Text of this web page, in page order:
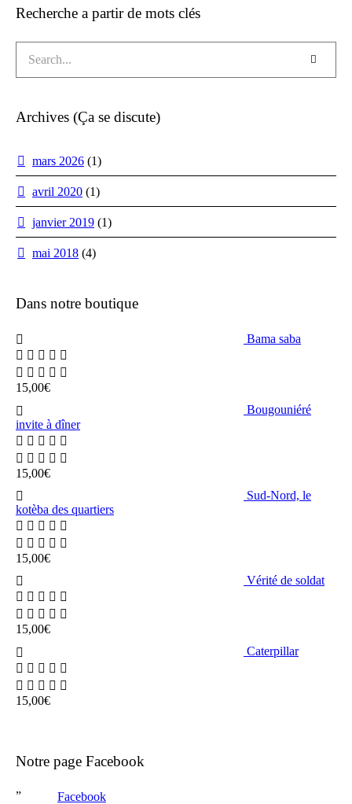
Recherche a partir de mots clés
Archives (Ça se discute)
mars 2026 (1)
avril 2020 (1)
janvier 2019 (1)
mai 2018 (4)
Dans notre boutique
Bama saba
15,00€
Bougouniéré
invite à dîner
15,00€
Sud-Nord, le
kotèba des quartiers
15,00€
Vérité de soldat
15,00€
Caterpillar
15,00€
Notre page Facebook
Facebook